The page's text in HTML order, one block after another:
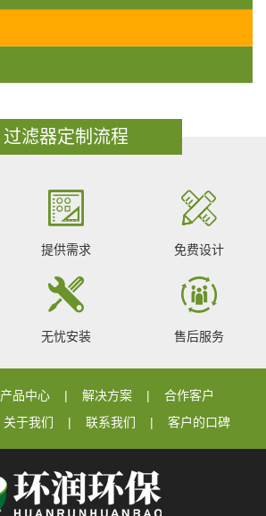
过滤器定制流程
提供需求 免费设计
无忧安装 售后服务
产品中心 解决方案
合作客户
关于我们 联系我们 客户的口碑